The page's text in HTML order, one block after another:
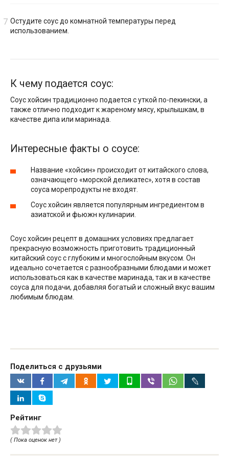
Остудите соус до комнатной температуры перед
использованием.
К чему подается соус:
Соус хойсин традиционно подается с уткой по-пекински, а
также отлично подходит к жареному мясу, крылышкам, в
качестве дипа или маринада.
Интересные факты о соусе:
Название «хойсин» происходит от китайского слова,
означающего «морской деликатес», хотя в состав
соуса морепродукты не входят.
Соус хойсин является популярным ингредиентом в
азиатской и фьюжн кулинарии.
Соус хойсин рецепт в домашних условиях предлагает
прекрасную возможность приготовить традиционный
китайский соус с глубоким и многослойным вкусом. Он
идеально сочетается с разнообразными блюдами и может
использоваться как в качестве маринада, так и в качестве
соуса для подачи, добавляя богатый и сложный вкус вашим
любимым блюдам.
Поделиться с друзьями
Рейтинг
( Пока оценок нет )